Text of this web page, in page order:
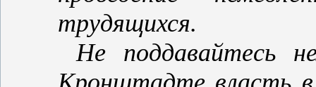
трудящихся.
Не поддавайтесь